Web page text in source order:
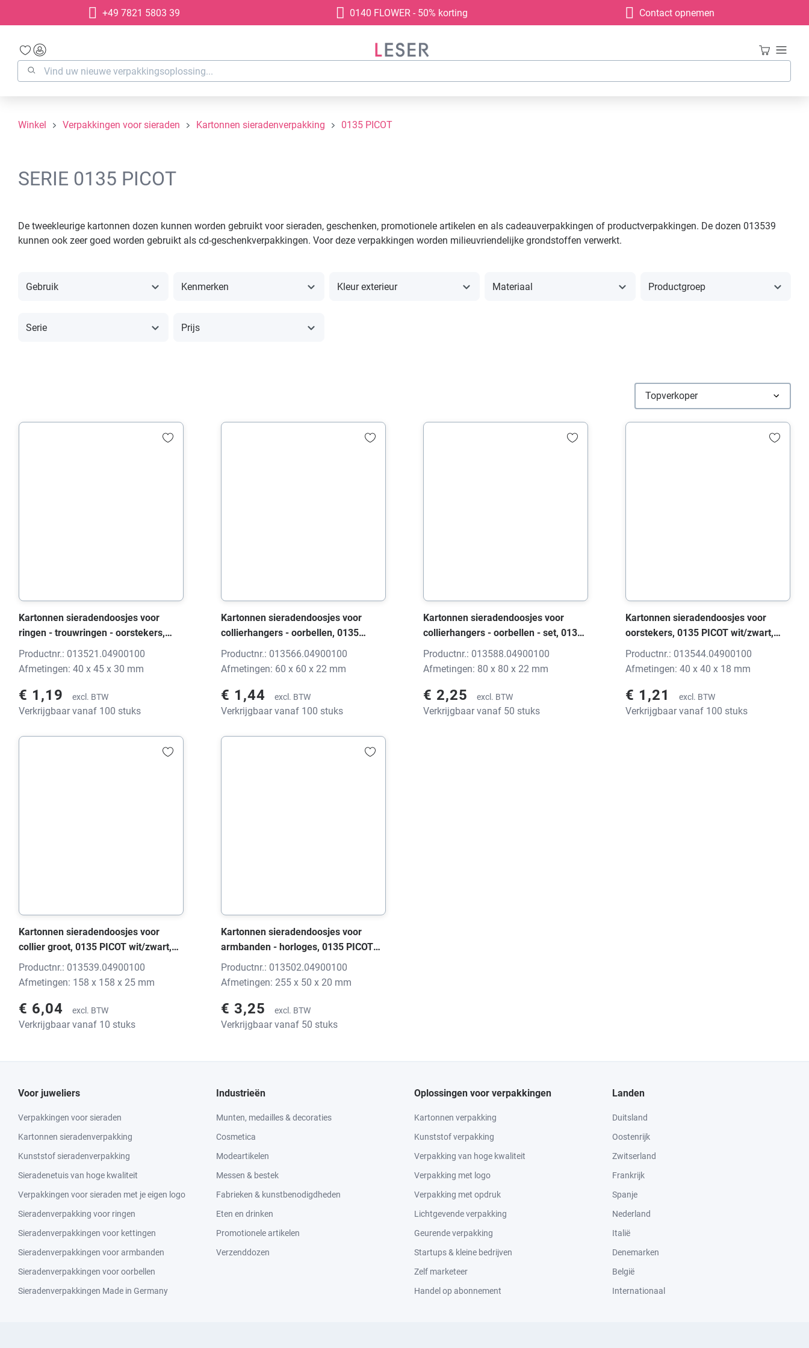
Ga naar de hoofdnavigatie
+49 7821 5803 39 0140 FLOWER - 50% korting Contact opnemen
Winkel Verpakkingen voor sieraden Kartonnen sieradenverpakking 0135 PICOT
SERIE 0135 PICOT
De tweekleurige kartonnen dozen kunnen worden gebruikt voor sieraden, geschenken, promotionele artikelen en als cadeauverpakkingen of productverpakkingen. De dozen 013539
kunnen ook zeer goed worden gebruikt als cd-geschenkverpakkingen. Voor deze verpakkingen worden milieuvriendelijke grondstoffen verwerkt.
Gebruik Kenmerken Kleur exterieur Materiaal Productgroep
Serie Prijs
Kartonnen sieradendoosjes voor
ringen - trouwringen - oorstekers,
0135 PICOT wit/zwart, 40x45x30 mm,
zonder print
Productnr.: 013521.04900100
Afmetingen: 40 x 45 x 30 mm
€ 1,19 excl. BTW
Verkrijgbaar vanaf 100 stuks
Kartonnen sieradendoosjes voor
collierhangers - oorbellen, 0135
PICOT wit/zwart, 60x60x22 mm,
zonder print
Productnr.: 013566.04900100
Afmetingen: 60 x 60 x 22 mm
€ 1,44 excl. BTW
Verkrijgbaar vanaf 100 stuks
Kartonnen sieradendoosjes voor
collierhangers - oorbellen - set, 0135
PICOT wit/zwart, 80x80x22 mm,
zonder print
Productnr.: 013588.04900100
Afmetingen: 80 x 80 x 22 mm
€ 2,25 excl. BTW
Verkrijgbaar vanaf 50 stuks
Kartonnen sieradendoosjes voor
oorstekers, 0135 PICOT wit/zwart,
40x40x18 mm, zonder print
Productnr.: 013544.04900100
Afmetingen: 40 x 40 x 18 mm
€ 1,21 excl. BTW
Verkrijgbaar vanaf 100 stuks
Kartonnen sieradendoosjes voor
collier groot, 0135 PICOT wit/zwart,
158x158x25 mm, zonder print
Productnr.: 013539.04900100
Afmetingen: 158 x 158 x 25 mm
€ 6,04 excl. BTW
Verkrijgbaar vanaf 10 stuks
Kartonnen sieradendoosjes voor
armbanden - horloges, 0135 PICOT
wit/zwart, 255x50x20 mm, zonder
print
Productnr.: 013502.04900100
Afmetingen: 255 x 50 x 20 mm
€ 3,25 excl. BTW
Verkrijgbaar vanaf 50 stuks
Voor juweliers
Verpakkingen voor sieraden
Kartonnen sieradenverpakking
Kunststof sieradenverpakking
Sieradenetuis van hoge kwaliteit
Verpakkingen voor sieraden met je eigen logo
Sieradenverpakking voor ringen
Sieradenverpakkingen voor kettingen
Sieradenverpakkingen voor armbanden
Sieradenverpakkingen voor oorbellen
Sieradenverpakkingen Made in Germany
Industrieën
Munten, medailles & decoraties
Cosmetica
Modeartikelen
Messen & bestek
Fabrieken & kunstbenodigdheden
Eten en drinken
Promotionele artikelen
Verzenddozen
Oplossingen voor verpakkingen
Kartonnen verpakking
Kunststof verpakking
Verpakking van hoge kwaliteit
Verpakking met logo
Verpakking met opdruk
Lichtgevende verpakking
Geurende verpakking
Startups & kleine bedrijven
Zelf marketeer
Handel op abonnement
Landen
Duitsland
Oostenrijk
Zwitserland
Frankrijk
Spanje
Nederland
Italië
Denemarken
België
Internationaal